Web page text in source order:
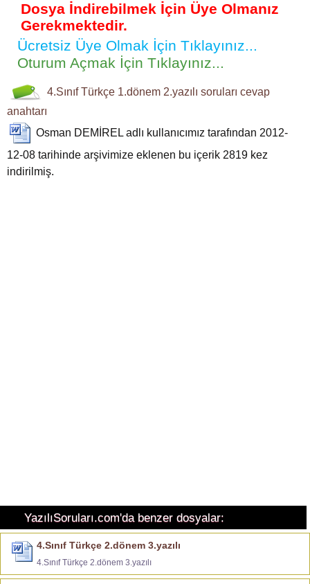
Dosya İndirebilmek İçin Üye Olmanız
Gerekmektedir.
Ücretsiz Üye Olmak İçin Tıklayınız...
Oturum Açmak İçin Tıklayınız...
4.Sınıf Türkçe 1.dönem 2.yazılı soruları cevap
anahtarı
Osman DEMİREL adlı kullanıcımız tarafından 2012-
12-08 tarihinde arşivimize eklenen bu içerik 2819 kez
indirilmiş.
YazılıSoruları.com'da benzer dosyalar:
4.Sınıf Türkçe 2.dönem 3.yazılı
4.Sınıf Türkçe 2.dönem 3.yazılı